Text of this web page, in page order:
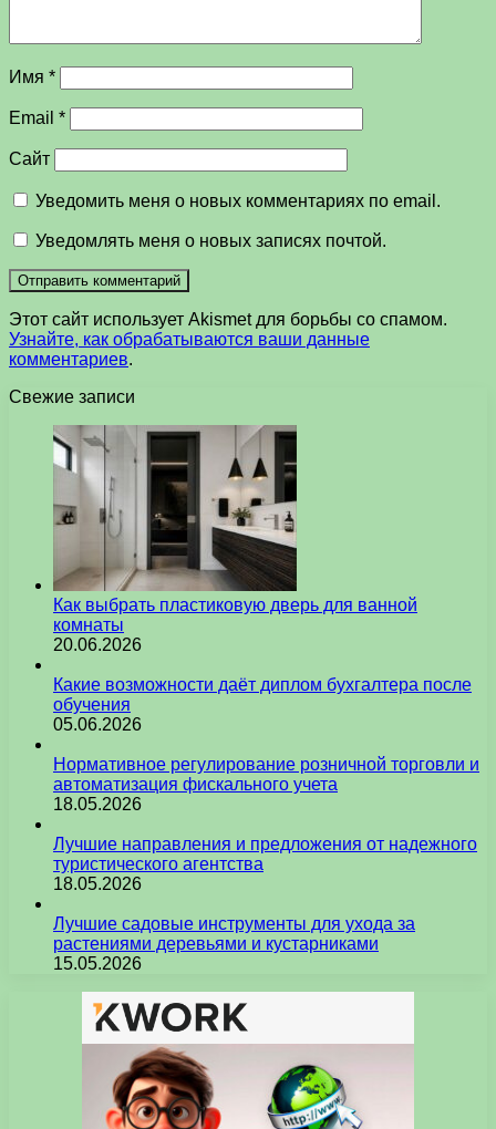
Имя *
Email *
Сайт
Уведомить меня о новых комментариях по email.
Уведомлять меня о новых записях почтой.
Этот сайт использует Akismet для борьбы со спамом.
Узнайте, как обрабатываются ваши данные
комментариев.
Свежие записи
Как выбрать пластиковую дверь для ванной
комнаты
20.06.2026
Какие возможности даёт диплом бухгалтера после
обучения
05.06.2026
Нормативное регулирование розничной торговли и
автоматизация фискального учета
18.05.2026
Лучшие направления и предложения от надежного
туристического агентства
18.05.2026
Лучшие садовые инструменты для ухода за
растениями деревьями и кустарниками
15.05.2026